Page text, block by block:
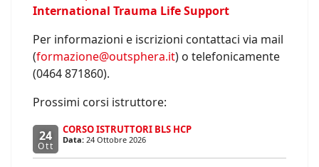
International Trauma Life Support
Per informazioni e iscrizioni contattaci via mail
(formazione@outsphera.it) o telefonicamente
(0464 871860).
Prossimi corsi istruttore:
24
Ott
CORSO ISTRUTTORI BLS HCP
Data: 24 Ottobre 2026